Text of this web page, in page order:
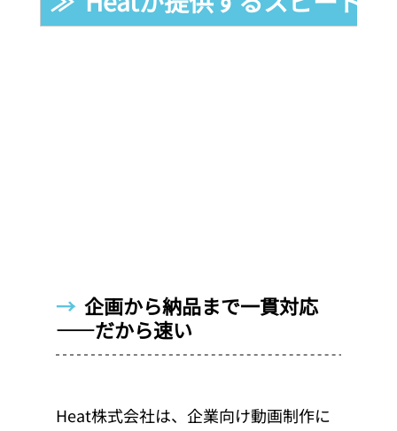
→ 企画から納品まで一貫対応
——だから速い
Heat株式会社は、企業向け動画制作に